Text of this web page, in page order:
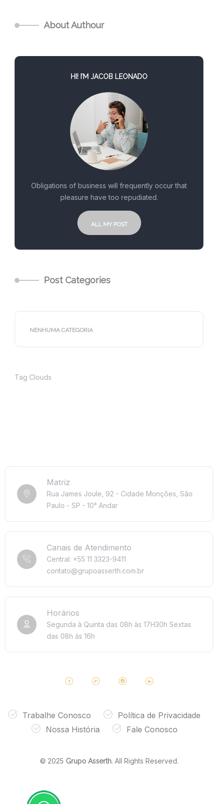
About Authour
HI! I’M JACOB LEONADO
Obligations of business will frequently occur that
pleasure have too repudiated.
ALL MY POST
Post Categories
NENHUMA CATEGORIA
Tag Clouds
Matriz
Rua James Joule, 92 - Cidade Monções, São
Paulo - SP - 10° Andar
Canais de Atendimento
Central: +55 11 3323-9411
contato@grupoasserth.com.br
Horários
Segunda à Quinta das 08h às 17H30h Sextas
das 08h às 16h
Trabalhe Conosco
Política de Privacidade
Nossa História
Fale Conosco
© 2025 Grupo Asserth. All Rights Reserved.